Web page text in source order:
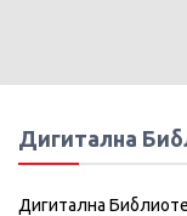
Дигитална
Дигитална